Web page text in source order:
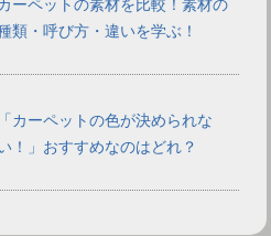
類・呼び方・違いを学ぶ！
「カーペットの色が決められな
！」おすすめなのはどれ？